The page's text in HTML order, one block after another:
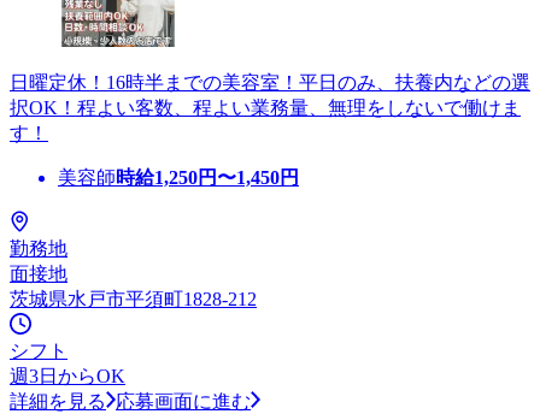
日曜定休！16時半までの美容室！平日のみ、扶養内などの選
択OK！程よい客数、程よい業務量、無理をしないで働けま
す！
美容師時給1,250円〜1,450円
勤務地
面接地
茨城県水戸市平須町1828-212
シフト
週3日からOK
詳細を見る
応募画面に進む